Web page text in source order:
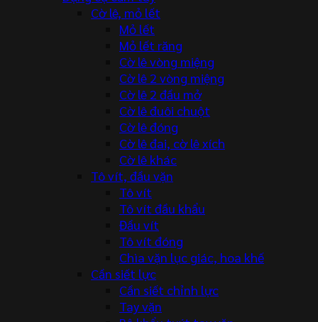
Cờ lê, mỏ lết
Mỏ lết
Mỏ lết răng
Cờ lê vòng miệng
Cờ lê 2 vòng miệng
Cờ lê 2 đầu mở
Cờ lê đuôi chuột
Cờ lê đóng
Cờ lê đai, cờ lê xích
Cờ lê khác
Tô vít, đầu vặn
Tô vít
Tô vít đầu khẩu
Đầu vít
Tô vít đóng
Chìa vặn lục giác, hoa khế
Cần siết lực
Cần siết chỉnh lực
Tay vặn